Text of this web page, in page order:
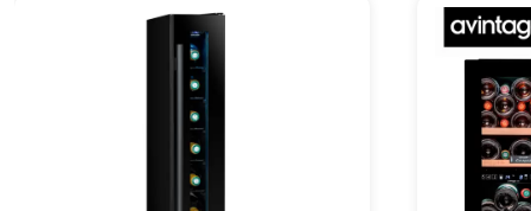
Шоколадные фонтаны